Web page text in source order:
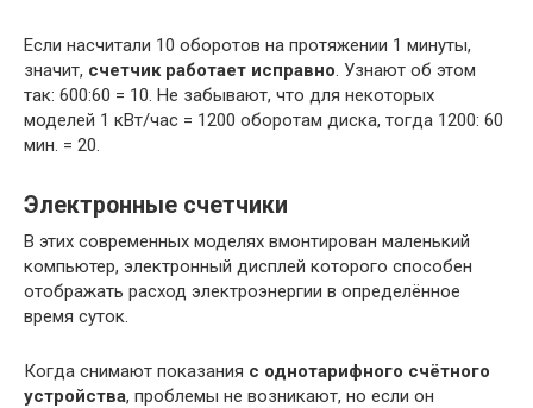
Если насчитали 10 оборотов на протяжении 1 минуты,
значит, счетчик работает исправно. Узнают об этом
так: 600:60 = 10. Не забывают, что для некоторых
моделей 1 кВт/час = 1200 оборотам диска, тогда 1200: 60
мин. = 20.
Электронные счетчики
В этих современных моделях вмонтирован маленький
компьютер, электронный дисплей которого способен
отображать расход электроэнергии в определённое
время суток.
Когда снимают показания с однотарифного счётного
устройства, проблемы не возникают, но если он